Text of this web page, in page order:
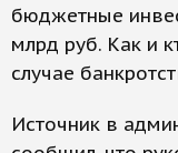
бюджетные
млрд руб. Как и
случае
Источник в